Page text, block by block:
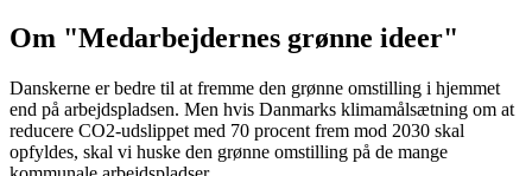
Om "Medarbejdernes grønne ideer"
Danskerne er bedre til at fremme den grønne omstilling i hjemmet
end på arbejdspladsen. Men hvis Danmarks klimamålsætning om at
reducere CO2-udslippet med 70 procent frem mod 2030 skal
opfyldes, skal vi huske den grønne omstilling på de mange